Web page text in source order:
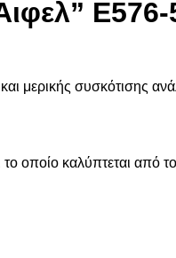
Ε576-
μερικής συσκότισης
το οποίο καλύπτεται από